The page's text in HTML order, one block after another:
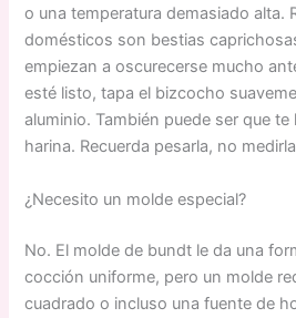
o una temperatura demasiado alta.
domésticos son bestias
empiezan a oscurecerse mucho
esté listo, tapa el bizcocho
aluminio. También puede ser que
harina. Recuerda pesarla, no
¿Necesito un molde especial?
No. El molde de bundt le da una
cocción uniforme, pero un molde
cuadrado o incluso una fuente de